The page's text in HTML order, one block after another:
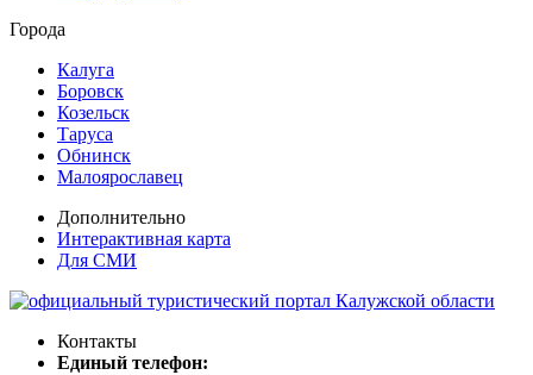
Города
Калуга
Боровск
Козельск
Таруса
Обнинск
Малоярославец
Дополнительно
Интерактивная карта
Для СМИ
Контакты
Единый телефон: